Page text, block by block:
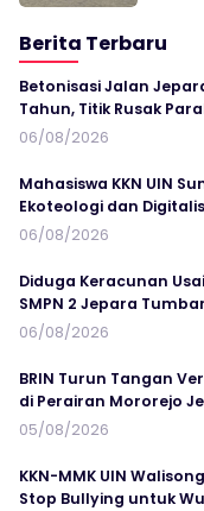
Berita Terbaru
Betonisasi Jalan
Tahun, Titik Rusak
06/08/2026
Mahasiswa KKN UIN
Ekoteologi dan
06/08/2026
Diduga Keracunan
SMPN 2 Jepara
06/08/2026
BRIN Turun Tangan
di Perairan Mororejo
05/08/2026
KKN-MMK UIN
Stop Bullying untuk